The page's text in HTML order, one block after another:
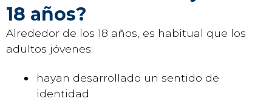
18 años?
Alrededor de los 18 años, es habitual que los
adultos jóvenes:
hayan desarrollado un sentido de
identidad